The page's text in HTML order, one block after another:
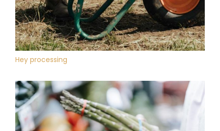
Hey processing